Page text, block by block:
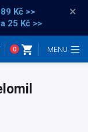
Kč >>
25 Kč >>
×
0